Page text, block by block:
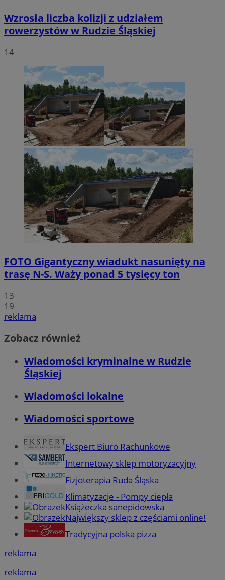
Wzrosła liczba kolizji z udziałem
rowerzystów w Rudzie Śląskiej
14
FOTO Gigantyczny wiadukt nasunięty na
trasę N-S. Waży ponad 5 tysięcy ton
13
19
reklama
Zobacz również
Wiadomości kryminalne w Rudzie
Śląskiej
Wiadomości lokalne
Wiadomości sportowe
Ekspert Biuro Rachunkowe
Internetowy sklep motoryzacyjny
Fizjoterapia Ruda Śląska
Klimatyzacje - Pompy ciepła
Książeczka sanepidowska
Największy sklep z częściami online!
Tradycyjna polska pizza
reklama
reklama